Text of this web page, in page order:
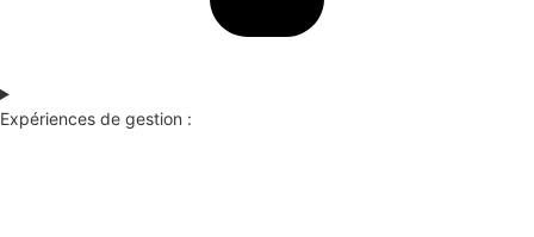
Expériences de gestion :